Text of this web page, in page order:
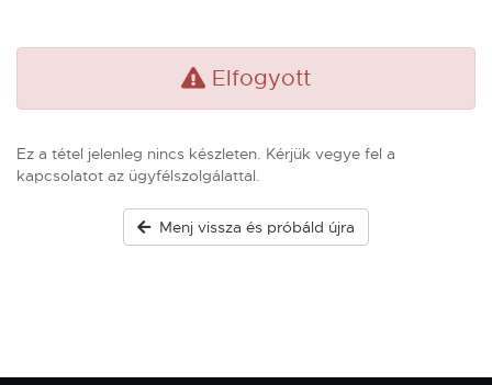
Elfogyott
Ez a tétel jelenleg nincs készleten. Kérjük vegye fel a
kapcsolatot az ügyfélszolgálattal.
Menj vissza és próbáld újra